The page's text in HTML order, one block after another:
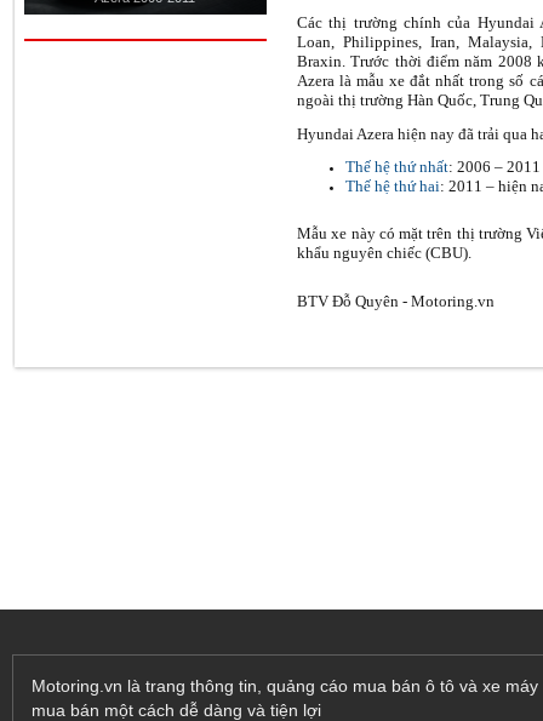
Các thị trường chính của
Loan, Philippines, Iran, Malaysia,
Braxin. Trước thời điểm năm 2008
Azera là mẫu xe đắt nhất trong số
ngoài thị trường Hàn Quốc, Trung
Hyundai Azera hiện nay đã trải qua
Thế hệ thứ nhất: 2006 – 2011
Thế hệ thứ hai: 2011 – hiện
Mẫu xe này có mặt trên thị trường
khẩu nguyên chiếc (CBU).
BTV Đỗ Quyên - Motoring.vn
Motoring.vn là trang thông tin, quảng cáo mua bán ô tô và xe
mua bán một cách dễ dàng và tiện lợi